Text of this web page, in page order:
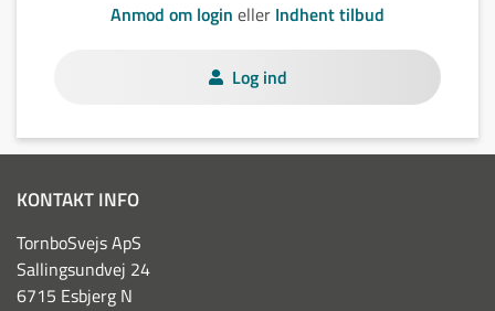
Anmod om login eller Indhent tilbud
Log ind
KONTAKT INFO
TornboSvejs ApS
Sallingsundvej 24
6715 Esbjerg N